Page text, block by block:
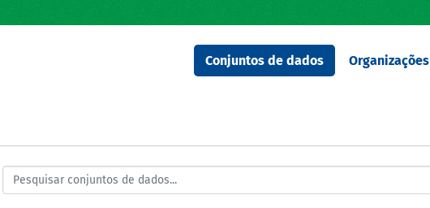
Conjuntos de dados Organizações